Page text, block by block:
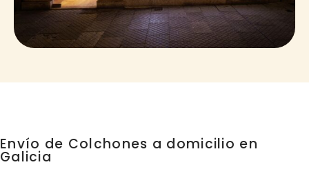
Envío de Colchones a domicilio en
Galicia